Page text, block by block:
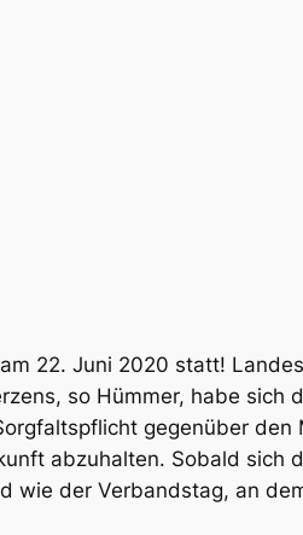
22. Juni 2020 statt!
so Hüm­mer, habe sich
gegen­über
abzu­hal­ten. Sobald sich
wie der Ver­bands­tag, an